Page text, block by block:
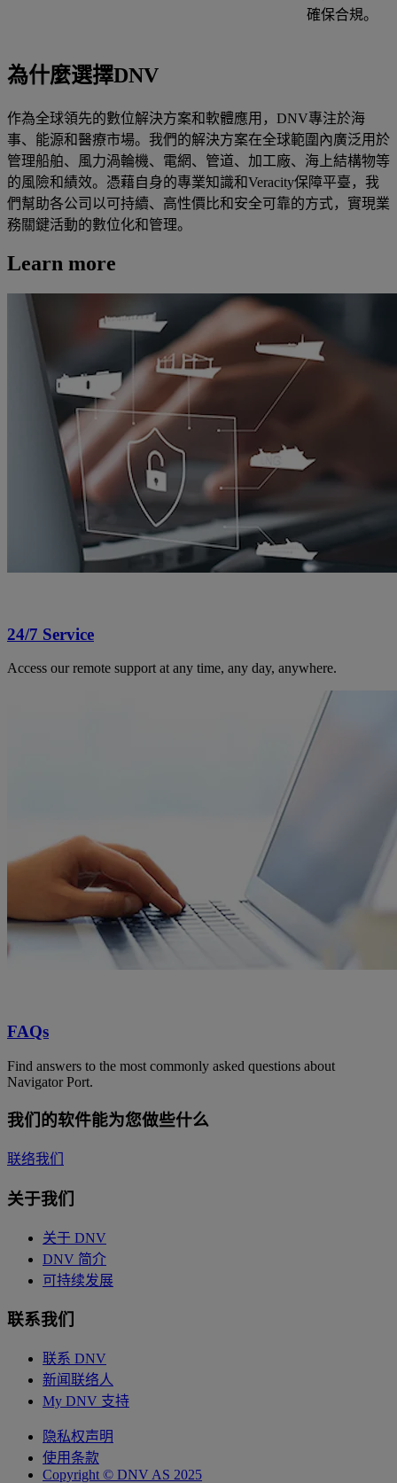
確保合規。
為什麼選擇DNV
作為全球領先的數位解決方案和軟體應用，DNV專注於海
事、能源和醫療市場。我們的解決方案在全球範圍內廣泛用於
管理船舶、風力渦輪機、電網、管道、加工廠、海上結構物等
的風險和績效。憑藉自身的專業知識和Veracity保障平臺，我
們幫助各公司以可持續、高性價比和安全可靠的方式，實現業
務關鍵活動的數位化和管理。
Learn more
24/7 Service
Access our remote support at any time, any day, anywhere.
FAQs
Find answers to the most commonly asked questions about
Navigator Port.
我们的软件能为您做些什么
联络我们
关于我们
关于 DNV
DNV 简介
可持续发展
联系我们
联系 DNV
新闻联络人
My DNV 支持
隐私权声明
使用条款
Copyright © DNV AS 2025